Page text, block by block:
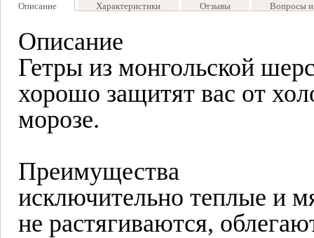
Описание Характеристики Отзывы Вопросы и
Описание
Гетры из монгольской
хорошо защитят вас от
морозе.
Преимущества
исключительно теплые и
не растягиваются,